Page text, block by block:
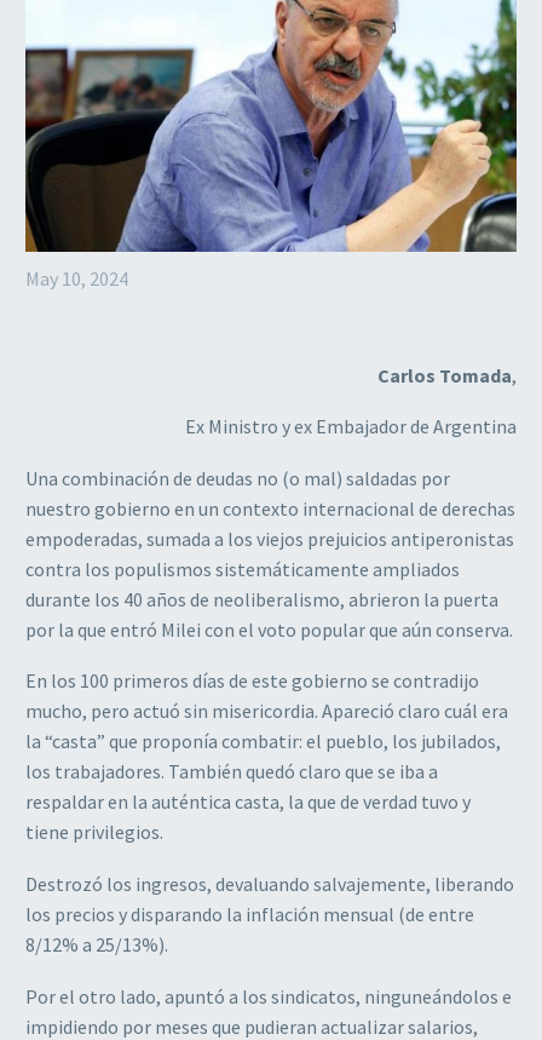
May 10, 2024
Carlos Tomada,
Ex Ministro y ex Embajador de Argentina
Una combinación de deudas no (o mal) saldadas por
nuestro gobierno en un contexto internacional de derechas
empoderadas, sumada a los viejos prejuicios antiperonistas
contra los populismos sistemáticamente ampliados
durante los 40 años de neoliberalismo, abrieron la puerta
por la que entró Milei con el voto popular que aún conserva.
En los 100 primeros días de este gobierno se contradijo
mucho, pero actuó sin misericordia. Apareció claro cuál era
la “casta” que proponía combatir: el pueblo, los jubilados,
los trabajadores. También quedó claro que se iba a
respaldar en la auténtica casta, la que de verdad tuvo y
tiene privilegios.
Destrozó los ingresos, devaluando salvajemente, liberando
los precios y disparando la inflación mensual (de entre
8/12% a 25/13%).
Por el otro lado, apuntó a los sindicatos, ninguneándolos e
impidiendo por meses que pudieran actualizar salarios,